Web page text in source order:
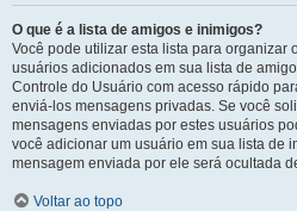
O que é a lista de amigos e inimigos?
Você pode utilizar esta lista para organizar
usuários adicionados em sua lista de
Controle do Usuário com acesso rápido
enviá-los mensagens privadas. Se você
mensagens enviadas por estes usuários
você adicionar um usuário em sua lista de
mensagem enviada por ele será ocultada
Voltar ao topo